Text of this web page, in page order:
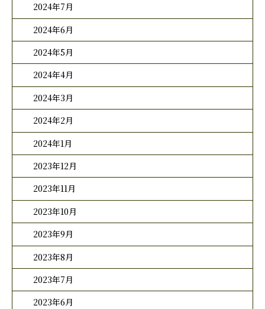
2024年7月
2024年6月
2024年5月
2024年4月
2024年3月
2024年2月
2024年1月
2023年12月
2023年11月
2023年10月
2023年9月
2023年8月
2023年7月
2023年6月